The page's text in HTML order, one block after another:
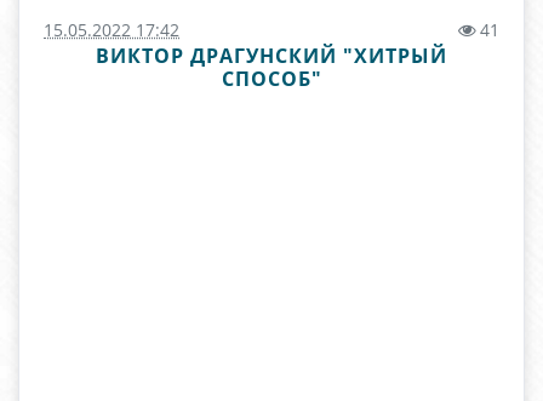
15.05.2022 17:42 41
ВИКТОР ДРАГУНСКИЙ "ХИТРЫЙ
СПОСОБ"